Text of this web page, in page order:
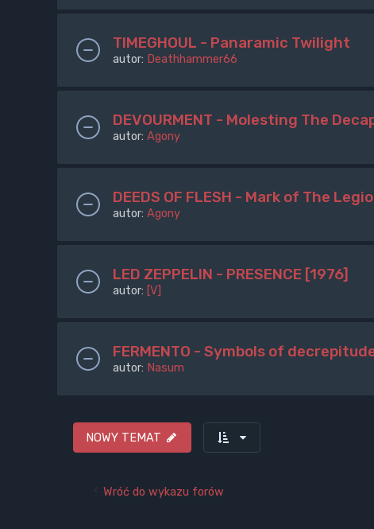
TIMEGHOUL - Panaramic Twilight
autor: Deathhammer66
DEVOURMENT - Molesting The
autor: Agony
DEEDS OF FLESH - Mark of The
autor: Agony
LED ZEPPELIN - PRESENCE [1976]
autor: [V]
FERMENTO - Symbols of
autor: Nasum
NOWY TEMAT
Wróć do wykazu forów